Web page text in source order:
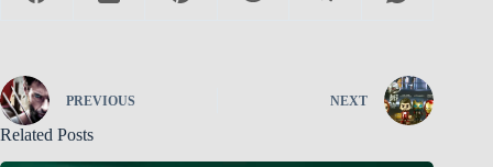
PREVIOUS NEXT
Related Posts